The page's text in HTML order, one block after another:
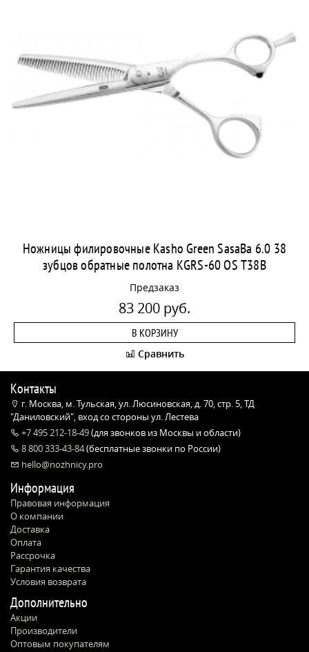
Ножницы филировочные Kasho Green SasaBa 6.0 38
зубцов обратные полотна KGRS-60 OS T38B
Предзаказ
83 200 руб.
В КОРЗИНУ
Сравнить
Контакты
г. Москва, м. Тульская, ул. Люсиновская, д. 70, стр. 5, ТД
"Даниловский", вход со стороны ул. Лестева
+7 495 212-18-49(для звонков из Москвы и области)
8 800 333-43-84(бесплатные звонки по России)
hello@nozhnicy.pro
Информация
Правовая информация
О компании
Доставка
Оплата
Рассрочка
Гарантия качества
Условия возврата
Дополнительно
Акции
Производители
Оптовым покупателям